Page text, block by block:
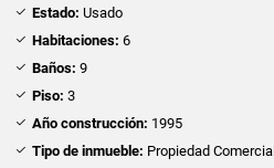
Estado: Usado
Habitaciones: 6
Baños: 9
Piso: 3
Año construcción: 1995
Tipo de inmueble: Propiedad Comercial